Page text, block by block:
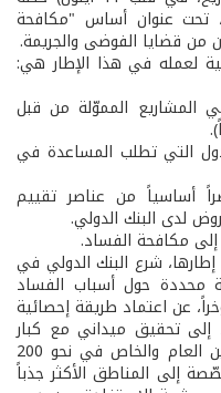
تحت عنوان أساس "مكافحة
من قضايا الفوضى والجريمة.
لعمله في هذا الإطار هي:
المشاريع المموّلة من قبل
التي تطلب المساعدة في
أساسياً من عناصر تقييم
لدى البنك الدولي.
مكافحة الفساد.
شرع البنك الدولي في
محددة حول أسباب الفساد
عن اعتماد طريقة إحصائية
تحقيق ميداني مع كبار
الموظفين وممثلي مؤسسات القطاعين العام والخاص في نحو 200
إلى المناطق الأكثر جذباً